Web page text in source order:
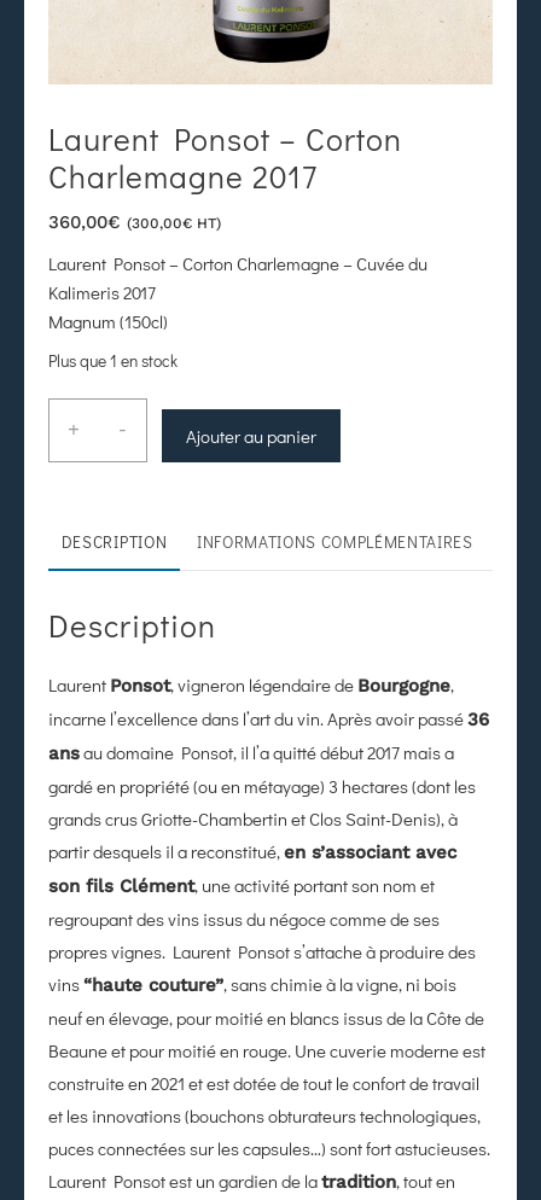
Laurent Ponsot – Corton
Charlemagne 2017
360,00€ (300,00€ HT)
Laurent Ponsot – Corton Charlemagne – Cuvée du
Kalimeris 2017
Magnum (150cl)
Plus que 1 en stock
+ - Ajouter au panier
DESCRIPTION INFORMATIONS COMPLÉMENTAIRES
Description
Laurent Ponsot, vigneron légendaire de Bourgogne,
incarne l’excellence dans l’art du vin. Après avoir passé36
ansau domaine Ponsot, il l’a quitté début 2017 mais a
gardé en propriété (ou en métayage) 3 hectares (dont les
grands crus Griotte-Chambertin et Clos Saint-Denis), à
partir desquels il a reconstitué,en s’associant avec
son fils Clément, une activité portant son nom et
regroupant des vins issus du négoce comme de ses
propres vignes. Laurent Ponsot s’attache à produire des
vins“haute couture”, sans chimie à la vigne, ni bois
neuf en élevage, pour moitié en blancs issus de la Côte de
Beaune et pour moitié en rouge. Une cuverie moderne est
construite en 2021 et est dotée de tout le confort de travail
et les innovations (bouchons obturateurs technologiques,
puces connectées sur les capsules…) sont fort astucieuses.
Laurent Ponsot est un gardien de latradition, tout en